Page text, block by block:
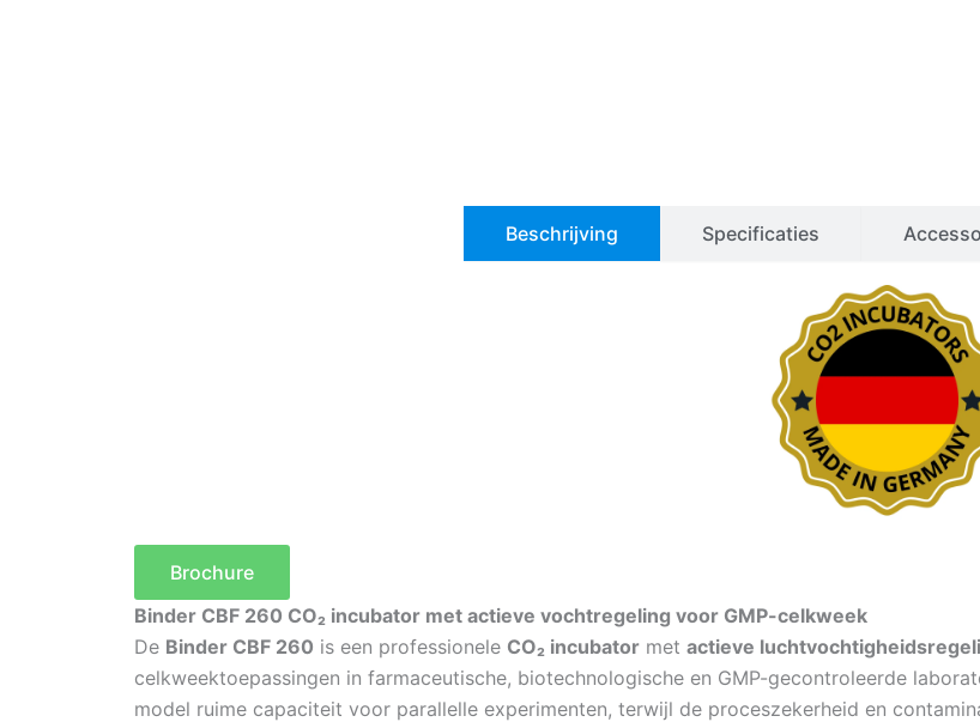
Beschrijving Specificaties
Brochure
Binder CBF 260 CO₂ incubator met actieve vochtregeling voor GMP-celkweek
De Binder CBF 260 is een professionele CO₂ incubator met actieve
celkweektoepassingen in farmaceutische, biotechnologische en GMP-gecontroleerde
model ruime capaciteit voor parallelle experimenten, terwijl de proceszekerheid en